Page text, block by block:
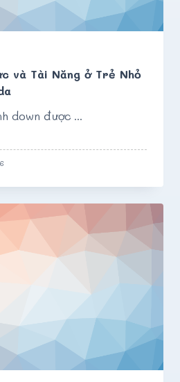
và Tài Năng ở Trẻ Nhỏ
down được ...